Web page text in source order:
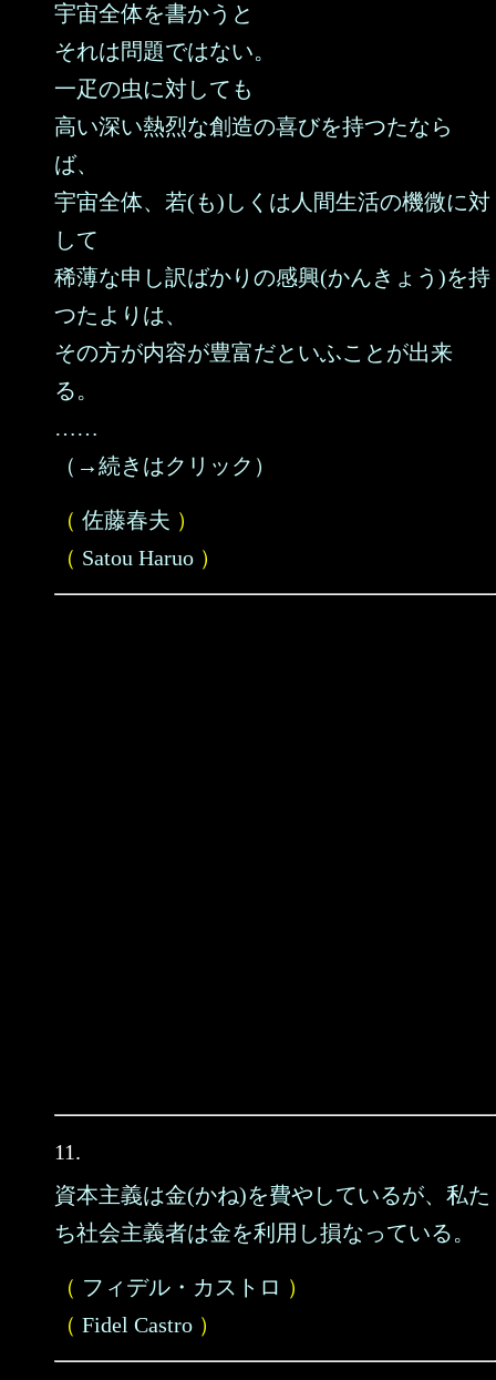
宇宙全体を書かうと
それは問題ではない。
一疋の虫に対しても
高い深い熱烈な創造の喜びを持つたなら
ば、
宇宙全体、若(も)しくは人間生活の機微に対
して
稀薄な申し訳ばかりの感興(かんきょう)を持
つたよりは、
その方が内容が豊富だといふことが出来
る。
……
（→続きはクリック）
（ 佐藤春夫 ）
（ Satou Haruo ）
11.
資本主義は金(かね)を費やしているが、私た
ち社会主義者は金を利用し損なっている。
（ フィデル・カストロ ）
（ Fidel Castro ）